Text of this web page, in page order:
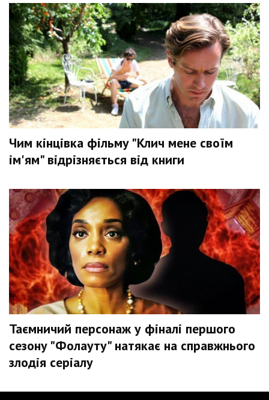
Чим кінцівка фільму "Клич мене своїм
ім'ям" відрізняється від книги
Таємничий персонаж у фіналі першого
сезону "Фолауту" натякає на справжнього
злодія серіалу